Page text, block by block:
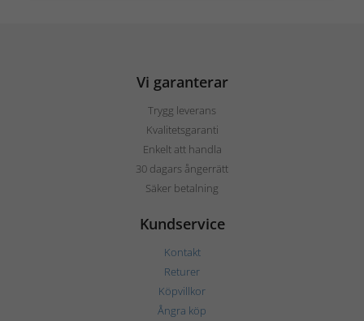
Vi garanterar
Trygg leverans
Kvalitetsgaranti
Enkelt att handla
30 dagars ångerrätt
Säker betalning
Kundservice
Kontakt
Returer
Köpvillkor
Ångra köp